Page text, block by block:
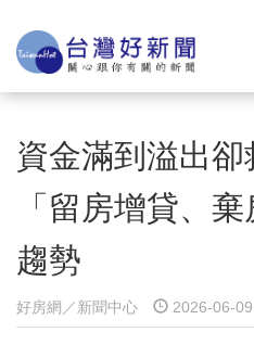
資金滿到溢出卻
「留房增貸、
趨勢
好房網／新聞中心 2026-06-